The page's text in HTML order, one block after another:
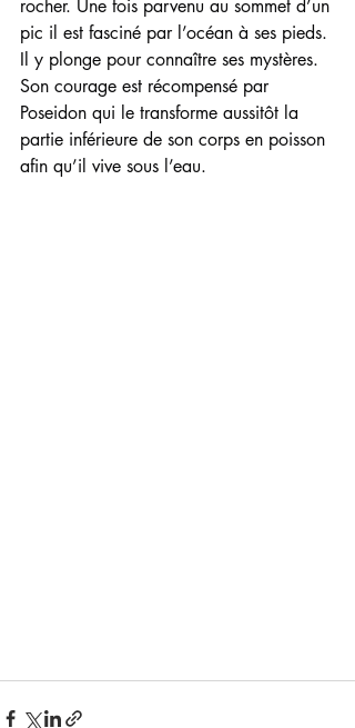
rocher. Une fois parvenu au sommet d’un
pic il est fasciné par l’océan à ses pieds.
Il y plonge pour connaître ses mystères.
Son courage est récompensé par
Poseidon qui le transforme aussitôt la
partie inférieure de son corps en poisson
afin qu’il vive sous l’eau.